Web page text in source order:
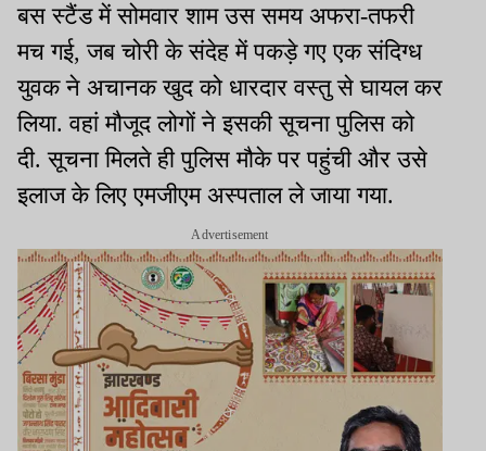
बस स्टैंड में सोमवार शाम उस समय अफरा-तफरी
मच गई, जब चोरी के संदेह में पकड़े गए एक संदिग्ध
युवक ने अचानक खुद को धारदार वस्तु से घायल कर
लिया. वहां मौजूद लोगों ने इसकी सूचना पुलिस को
दी. सूचना मिलते ही पुलिस मौके पर पहुंची और उसे
इलाज के लिए एमजीएम अस्पताल ले जाया गया.
Advertisement